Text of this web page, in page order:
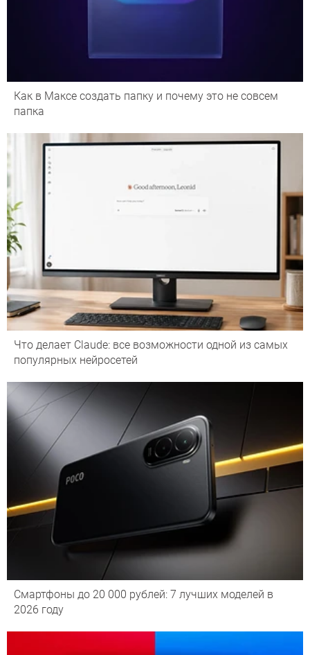
Как в Максе создать папку и почему это не совсем
папка
Что делает Сlaude: все возможности одной из самых
популярных нейросетей
Смартфоны до 20 000 рублей: 7 лучших моделей в
2026 году